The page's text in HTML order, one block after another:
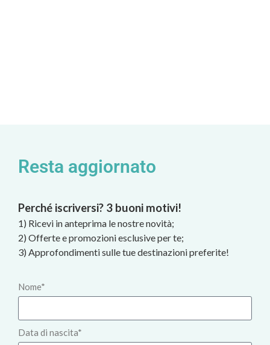
Resta aggiornato
Perché iscriversi? 3 buoni motivi!
1) Ricevi in anteprima le nostre novità;
2) Offerte e promozioni esclusive per te;
3) Approfondimenti sulle tue destinazioni preferite!
Nome*
Data di nascita*